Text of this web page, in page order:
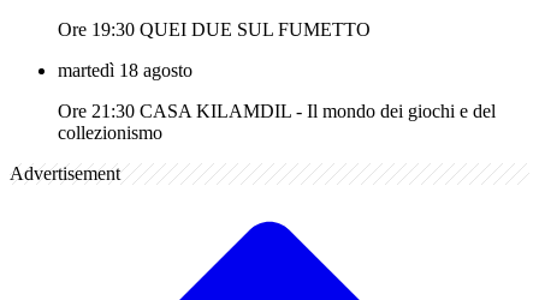
Ore 19:30 QUEI DUE SUL FUMETTO
martedì 18 agosto
Ore 21:30 CASA KILAMDIL - Il mondo dei giochi e del
collezionismo
Advertisement